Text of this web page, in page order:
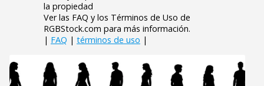
la propiedad
Ver las FAQ y los Términos de Uso de
RGBStock.com para más información.
| FAQ | términos de uso |